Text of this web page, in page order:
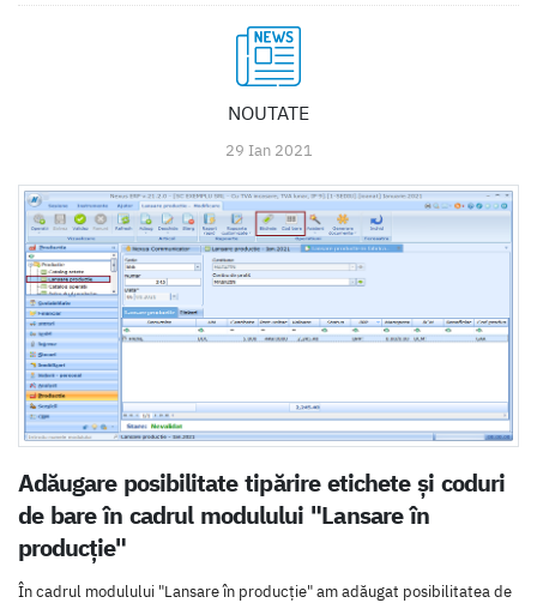
NOUTATE
29 Ian 2021
Adăugare posibilitate tipărire etichete și coduri
de bare în cadrul modulului "Lansare în
producție"
În cadrul modulului "Lansare în producție" am adăugat posibilitatea de